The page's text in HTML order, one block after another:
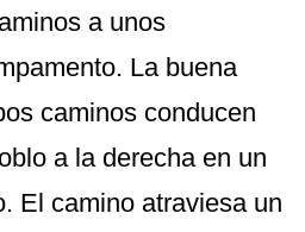
a unos
La buena
caminos conducen
a la derecha en un
El camino atraviesa un